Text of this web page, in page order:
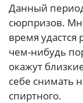
Данный
сюрпризов.
время удастся
чем-нибудь
окажут
себе снимать
спиртного.